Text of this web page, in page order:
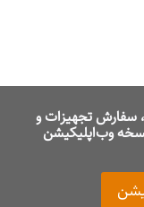
سفارش تجهیزات و
وب‌اپلیکیشن